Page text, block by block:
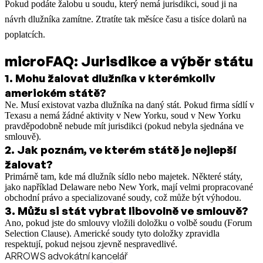
Pokud podáte žalobu u soudu, který nemá jurisdikci, soud ji na
návrh dlužníka zamítne. Ztratíte tak měsíce času a tisíce dolarů na
poplatcích.
microFAQ: Jurisdikce a výběr státu
1. Mohu žalovat dlužníka v kterémkoliv
americkém státě?
Ne. Musí existovat vazba dlužníka na daný stát. Pokud firma sídlí v
Texasu a nemá žádné aktivity v New Yorku, soud v New Yorku
pravděpodobně nebude mít jurisdikci (pokud nebyla sjednána ve
smlouvě).
2. Jak poznám, ve kterém státě je nejlepší
žalovat?
Primárně tam, kde má dlužník sídlo nebo majetek. Některé státy,
jako například Delaware nebo New York, mají velmi propracované
obchodní právo a specializované soudy, což může být výhodou.
3. Můžu si stát vybrat libovolně ve smlouvě?
Ano, pokud jste do smlouvy vložili doložku o volbě soudu (Forum
Selection Clause). Americké soudy tyto doložky zpravidla
respektují, pokud nejsou zjevně nespravedlivé.
ARROWS advokátní kancelář